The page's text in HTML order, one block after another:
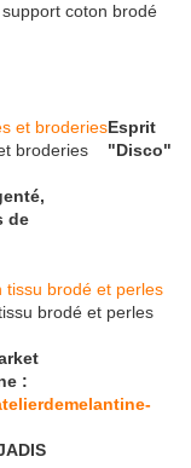
coton brodé
broderies
Esprit
"Disco"
de
brodé et perles
: